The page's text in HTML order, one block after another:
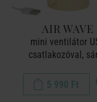
AIR WAVE
mini ventilátor
csatlakozóval,
5 990 Ft